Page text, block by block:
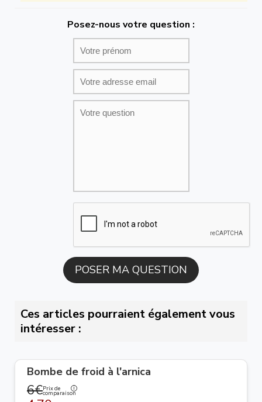
Posez-nous votre question :
Ces articles pourraient également vous
intéresser :
Bombe de froid à l'arnica
6€Prix de
comparaison